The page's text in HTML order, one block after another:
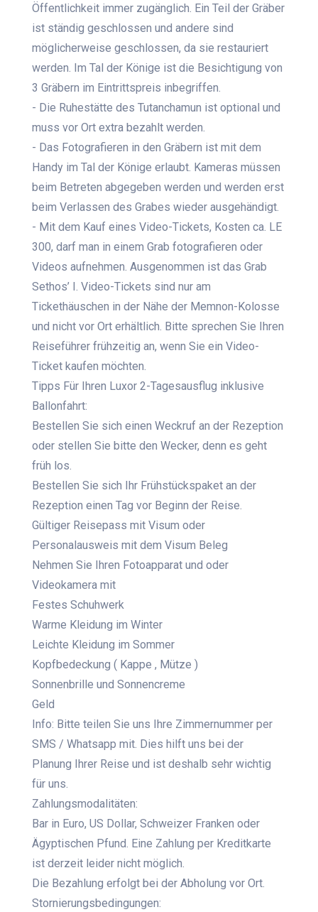
Öffentlichkeit immer zugänglich. Ein Teil der Gräber
ist ständig geschlossen und andere sind
möglicherweise geschlossen, da sie restauriert
werden. Im Tal der Könige ist die Besichtigung von
3 Gräbern im Eintrittspreis inbegriffen.
- Die Ruhestätte des Tutanchamun ist optional und
muss vor Ort extra bezahlt werden.
- Das Fotografieren in den Gräbern ist mit dem
Handy im Tal der Könige erlaubt. Kameras müssen
beim Betreten abgegeben werden und werden erst
beim Verlassen des Grabes wieder ausgehändigt.
- Mit dem Kauf eines Video-Tickets, Kosten ca. LE
300, darf man in einem Grab fotografieren oder
Videos aufnehmen. Ausgenommen ist das Grab
Sethos’ I. Video-Tickets sind nur am
Tickethäuschen in der Nähe der Memnon-Kolosse
und nicht vor Ort erhältlich. Bitte sprechen Sie Ihren
Reiseführer frühzeitig an, wenn Sie ein Video-
Ticket kaufen möchten.
Tipps Für Ihren Luxor 2-Tagesausflug inklusive
Ballonfahrt:
Bestellen Sie sich einen Weckruf an der Rezeption
oder stellen Sie bitte den Wecker, denn es geht
früh los.
Bestellen Sie sich Ihr Frühstückspaket an der
Rezeption einen Tag vor Beginn der Reise.
Gültiger Reisepass mit Visum oder
Personalausweis mit dem Visum Beleg
Nehmen Sie Ihren Fotoapparat und oder
Videokamera mit
Festes Schuhwerk
Warme Kleidung im Winter
Leichte Kleidung im Sommer
Kopfbedeckung ( Kappe , Mütze )
Sonnenbrille und Sonnencreme
Geld
Info: Bitte teilen Sie uns Ihre Zimmernummer per
SMS / Whatsapp mit. Dies hilft uns bei der
Planung Ihrer Reise und ist deshalb sehr wichtig
für uns.
Zahlungsmodalitäten:
Bar in Euro, US Dollar, Schweizer Franken oder
Ägyptischen Pfund. Eine Zahlung per Kreditkarte
ist derzeit leider nicht möglich.
Die Bezahlung erfolgt bei der Abholung vor Ort.
Stornierungsbedingungen: